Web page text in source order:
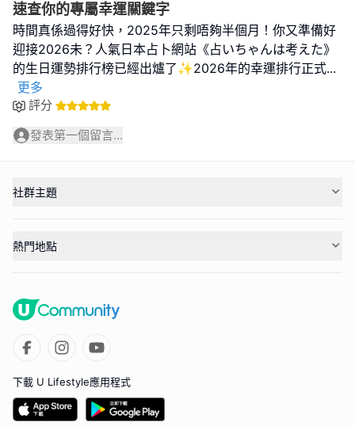
速查你的專屬幸運關鍵字
時間真係過得好快，2025年只剩唔夠半個月！你又準備好
迎接2026未？人氣日本占卜網站《占いちゃんは考えた》
的生日運勢排行榜已經出爐了✨2026年的幸運排行正式...
更多
評分
發表第一個留言...
社群主題
熱門地點
下載 U Lifestyle應用程式